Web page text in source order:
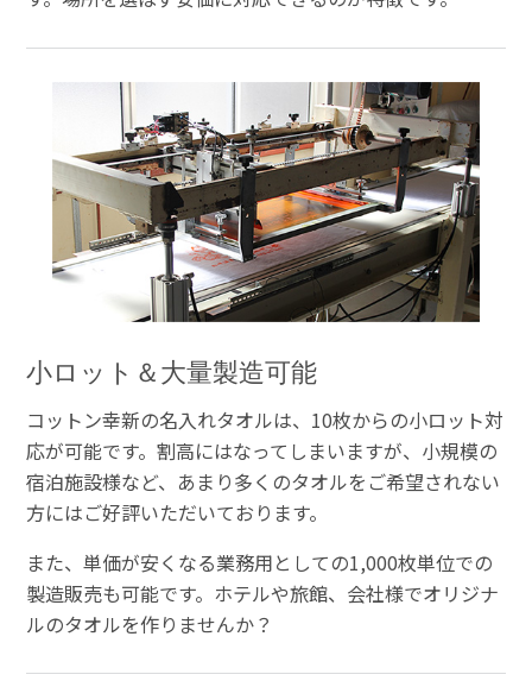
小ロット＆大量製造可能
コットン幸新の名入れタオルは、10枚からの小ロット対
応が可能です。割高にはなってしまいますが、小規模の
宿泊施設様など、あまり多くのタオルをご希望されない
方にはご好評いただいております。
また、単価が安くなる業務用としての1,000枚単位での
製造販売も可能です。ホテルや旅館、会社様でオリジナ
ルのタオルを作りませんか？